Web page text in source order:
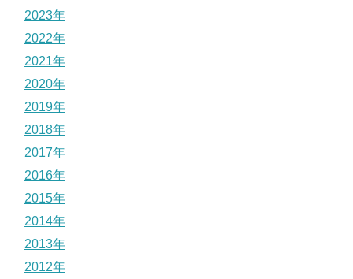
2023年
2022年
2021年
2020年
2019年
2018年
2017年
2016年
2015年
2014年
2013年
2012年